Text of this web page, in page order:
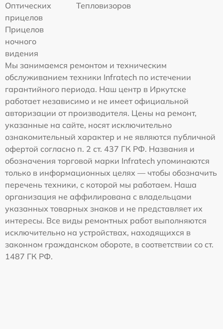
Оптических
прицелов
Тепловизоров
Прицелов
ночного
видения
Мы занимаемся ремонтом и техническим
обслуживанием техники Infratech по истечении
гарантийного периода. Наш центр в Иркутске
работает независимо и не имеет официальной
авторизации от производителя. Цены на ремонт,
указанные на сайте, носят исключительно
ознакомительный характер и не являются публичной
офертой согласно п. 2 ст. 437 ГК РФ. Названия и
обозначения торговой марки Infratech упоминаются
только в информационных целях — чтобы обозначить
перечень техники, с которой мы работаем. Наша
организация не аффилирована с владельцами
указанных товарных знаков и не представляет их
интересы. Все виды ремонтных работ выполняются
исключительно на устройствах, находящихся в
законном гражданском обороте, в соответствии со ст.
1487 ГК РФ.